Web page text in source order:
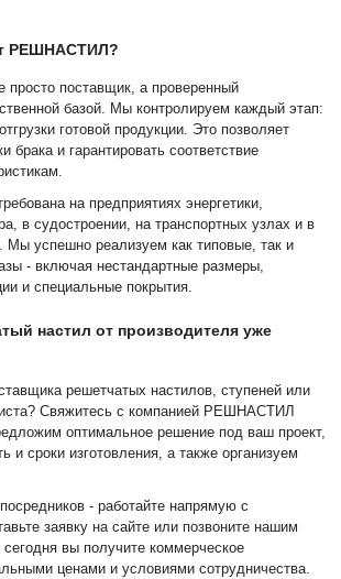
РЕШНАСТИЛ?
поставщик, а проверенный
базой. Мы контролируем каждый этап:
готовой продукции. Это позволяет
брака и гарантировать соответствие
на предприятиях энергетики,
в судостроении, на транспортных узлах и в
Мы успешно реализуем как типовые, так и
- включая нестандартные размеры,
и специальные покрытия.
настил от производителя уже
решетчатых настилов, ступеней или
Свяжитесь с компанией РЕШНАСТИЛ
оптимальное решение под ваш проект,
и сроки изготовления, а также организуем
- работайте напрямую с
заявку на сайте или позвоните нашим
вы получите коммерческое
ценами и условиями сотрудничества.